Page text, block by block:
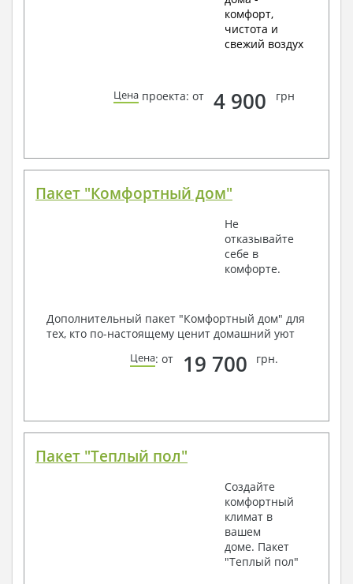
комфорт,
чистота и
свежий воздух
Цена проекта: от 4 900 грн
Пакет "Комфортный дом"
Не
отказывайте
себе в
комфорте.
Дополнительный пакет "Комфортный дом" для
тех, кто по-настоящему ценит домашний уют
Цена: от 19 700 грн.
Пакет "Теплый пол"
Создайте
комфортный
климат в
вашем
доме. Пакет
"Теплый пол"